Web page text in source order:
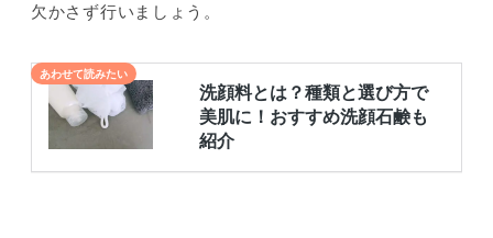
欠かさず行いましょう。